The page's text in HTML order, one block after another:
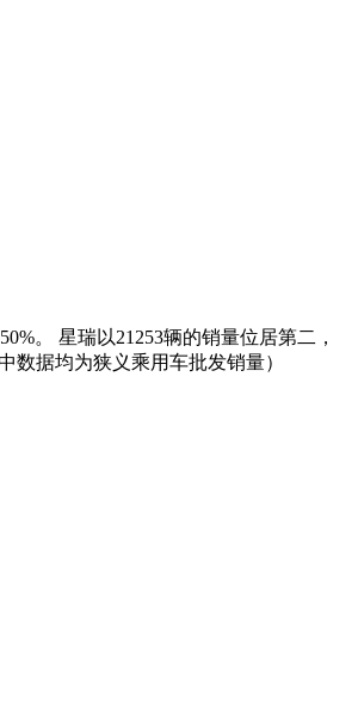
。 星瑞以21253辆的销量位居第二，
数据均为狭义乘用车批发销量）